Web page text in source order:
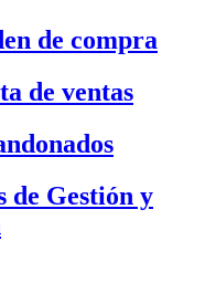
de compra
de ventas
de Gestión y